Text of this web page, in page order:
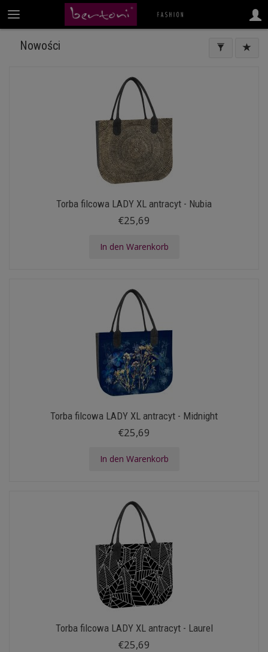
Nowości
Torba filcowa LADY XL antracyt - Nubia
€25,69
In den Warenkorb
Torba filcowa LADY XL antracyt - Midnight
€25,69
In den Warenkorb
Torba filcowa LADY XL antracyt - Laurel
€25,69